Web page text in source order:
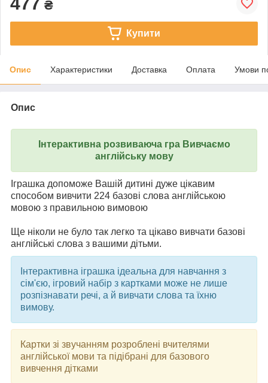
₴
Купити
Опис Характеристики Доставка Оплата Умови
Опис
Інтерактивна розвиваюча гра Вивчаємо
англійську мову
Іграшка допоможе Вашій дитині дуже цікавим
способом вивчити 224 базові слова англійською
мовою з правильною вимовою
Ще ніколи не було так легко та цікаво вивчати базові
англійські слова з вашими дітьми.
Інтерактивна іграшка ідеальна для навчання з
сім'єю, ігровий набір з картками може не лише
розпізнавати речі, а й вивчати слова та їхню
вимову.
Картки зі звучанням розроблені вчителями
англійської мови та підібрані для базового
вивчення дітками